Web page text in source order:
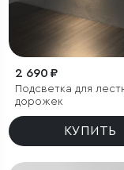
2 690 ₽
Подсветка для
дорожек
КУПИТЬ